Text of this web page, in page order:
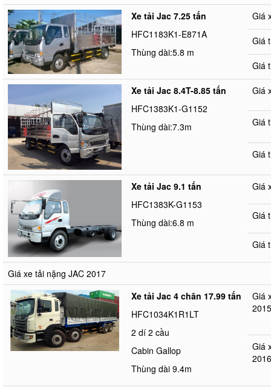
Xe tải Jac 7.25 tấn
HFC1183K1-E871A
Thùng dài:5.8 m
Giá
Giá
Giá
Xe tải Jac 8.4T-8.85 tấn
HFC1383K1-G1152
Thùng dài:7.3m
Giá
Giá
Giá
Xe tải Jac 9.1 tấn
HFC1383K-G1153
Thùng dài:6.8 m
Giá
Giá
Giá
Giá xe tải nặng JAC 2017
Xe tải Jac 4 chân 17.99 tấn
HFC1034K1R1LT
2 dí 2 cầu
Cabin Gallop
Thùng dài 9.4m
Giá
2015
Giá
2016